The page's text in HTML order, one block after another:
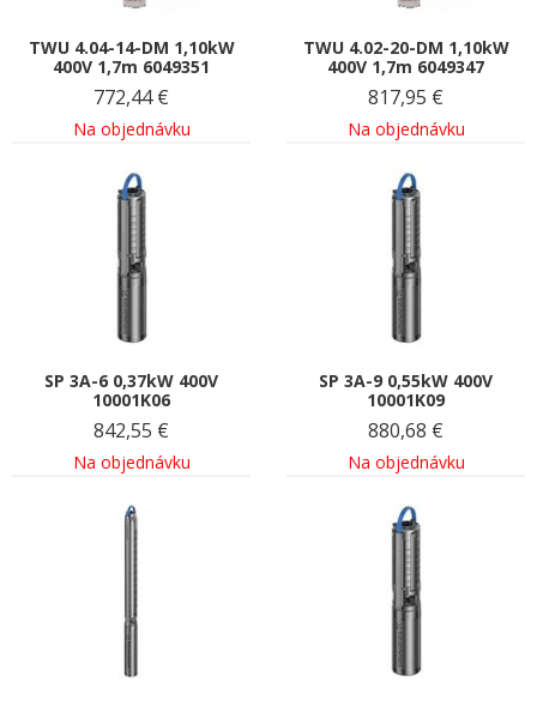
TWU 4.04-14-DM 1,10kW
400V 1,7m 6049351
772,44 €
Na objednávku
TWU 4.02-20-DM 1,10kW
400V 1,7m 6049347
817,95 €
Na objednávku
SP 3A-6 0,37kW 400V
10001K06
842,55 €
Na objednávku
SP 3A-9 0,55kW 400V
10001K09
880,68 €
Na objednávku